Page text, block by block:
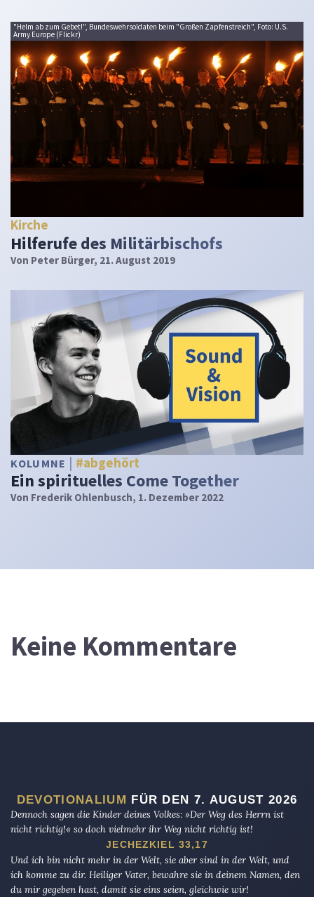
"Helm ab zum Gebet!", Bundeswehrsoldaten beim "Großen Zapfenstreich", Foto: U.S.
Army Europe (Flickr)
Kirche
Hilferufe des Militärbischofs
Von Peter Bürger, 21. August 2019
KOLUMNE #abgehört
Ein spirituelles Come Together
Von Frederik Ohlenbusch, 1. Dezember 2022
Keine Kommentare
DEVOTIONALIUM
FÜR DEN 7. AUGUST 2026
Dennoch sagen die Kinder deines Volkes: »Der Weg des Herrn ist
nicht richtig!« so doch vielmehr ihr Weg nicht richtig ist!
JECHEZKIEL 33,17
Und ich bin nicht mehr in der Welt, sie aber sind in der Welt, und
ich komme zu dir. Heiliger Vater, bewahre sie in deinem Namen, den
du mir gegeben hast, damit sie eins seien, gleichwie wir!